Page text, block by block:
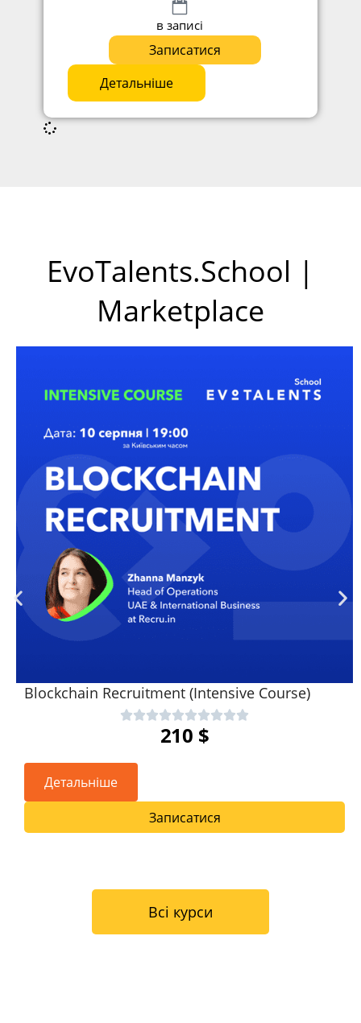
в записі
Записатися
Детальніше
EvoTalents.School |
Marketplace
Blockchain Recruitment (Intensive Course)
210 $
Детальніше
Записатися
Всі курси